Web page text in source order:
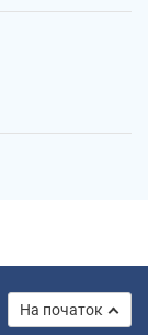
На початок